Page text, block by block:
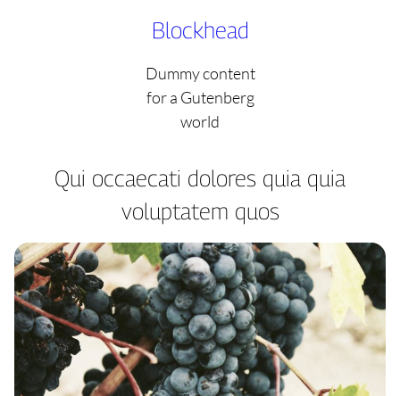
Blockhead
Dummy content
for a Gutenberg
world
Qui occaecati dolores quia quia
voluptatem quos